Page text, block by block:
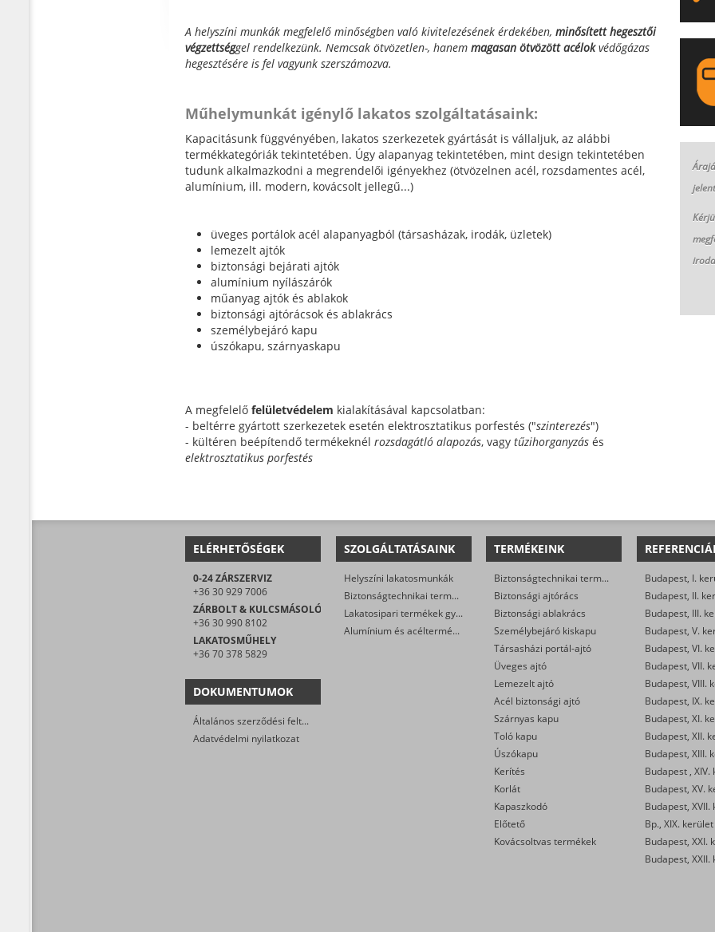
A helyszíni munkák megfelelő minőségben való kivitelezésének érdekében, minősített hegesztői
végzettséggel rendelkezünk. Nemcsak ötvözetlen-, hanem magasan ötvözött acélokvédőgázas
hegesztésére is fel vagyunk szerszámozva.
Műhelymunkát igénylő lakatos szolgáltatásaink:
Kapacitásunk függvényében, lakatos szerkezetek gyártását is vállaljuk, az alábbi
termékkategóriák tekintetében. Úgy alapanyag tekintetében, mint design tekintetében
tudunk alkalmazkodni a megrendelői igényekhez (ötvözelnen acél, rozsdamentes acél,
alumínium, ill. modern, kovácsolt jellegű...)
üveges portálok acél alapanyagból (társasházak, irodák, üzletek)
lemezelt ajtók
biztonsági bejárati ajtók
alumínium nyílászárók
műanyag ajtók és ablakok
biztonsági ajtórácsok és ablakrács
személybejáró kapu
úszókapu, szárnyaskapu
A megfelelő felületvédelem kialakításával kapcsolatban:
- beltérre gyártott szerkezetek esetén elektrosztatikus porfestés ("szinterezés")
- kültéren beépítendő termékeknél rozsdagátló alapozás, vagy tűzihorganyzás és
elektrosztatikus porfestés
K
ELÉRHETŐSÉGEK
0-24 ZÁRSZERVIZ
+36 30 929 7006
ZÁRBOLT & KULCSMÁSOLÓ
+36 30 990 8102
LAKATOSMŰHELY
+36 70 378 5829
DOKUMENTUMOK
Általános szerződési feltételek
Adatvédelmi nyilatkozat
SZOLGÁLTATÁSAINK
Helyszíni lakatosmunkák
Biztonságtechnikai termékek gyártása
Lakatosipari termékek gyártása
Alumínium és acéltermékek felületkezelése
TERMÉKEINK
Biztonságtechnikai termékek
Biztonsági ajtórács
Biztonsági ablakrács
Személybejáró kiskapu
Társasházi portál-ajtó
Üveges ajtó
Lemezelt ajtó
Acél biztonsági ajtó
Szárnyas kapu
Toló kapu
Úszókapu
Kerítés
Korlát
Kapaszkodó
Előtető
Kovácsoltvas termékek
Budapest, I.
Budapest, II.
Budapest, III.
Budapest, V.
Budapest, VI.
Budapest, VII.
Budapest, VIII.
Budapest, IX.
Budapest, XI.
Budapest, XII.
Budapest, XIII.
Budapest , XIV.
Budapest, XV.
Budapest, XVII.
Bp., XIX. kerület
Budapest, XXI.
Budapest, XXII.